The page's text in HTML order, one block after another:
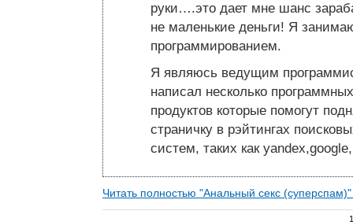
руки….это дает мне шанс
не маленькие деньги! Я
программированием.
Я являюсь ведущим
написал несколько программных
продуктов которые помогут
страничку в рэйтингах
систем, таких как
Читать полностью "Анальный секс